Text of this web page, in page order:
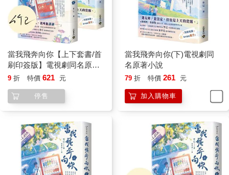
當我飛奔向你【上下套書/首
刷印簽版】電視劇同名原著
小說
9 折 特價 621 元
停售
當我飛奔向你(下)電視劇同
名原著小說
79 折 特價 261 元
加入購物車